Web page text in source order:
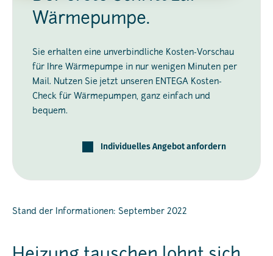
Wärmepumpe.
Sie erhalten eine unverbindliche Kosten-Vorschau
für Ihre Wärmepumpe in nur wenigen Minuten per
Mail. Nutzen Sie jetzt unseren ENTEGA Kosten-
Check für Wärmepumpen, ganz einfach und
bequem.
Individuelles Angebot anfordern
Stand der Informationen: September 2022